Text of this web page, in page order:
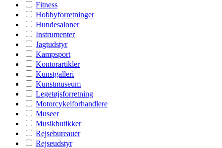
Fitness
Hobbyforretninger
Hundesaloner
Instrumenter
Jagtudstyr
Kampsport
Kontorartikler
Kunstgalleri
Kunstmuseum
Legetøjsforretning
Motorcykelforhandlere
Museer
Musikbutikker
Rejsebureauer
Rejseudstyr